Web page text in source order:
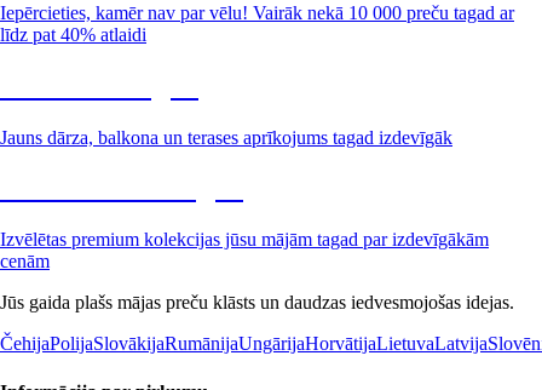
Iepērcieties, kamēr nav par vēlu! Vairāk nekā 10 000 preču tagad ar
līdz pat 40% atlaidi
Jauns dārza, balkona un terases aprīkojums tagad izdevīgāk
Izvēlētas premium kolekcijas jūsu mājām tagad par izdevīgākām
cenām
Jūs gaida plašs mājas preču klāsts un daudzas iedvesmojošas idejas.
ČehijaPolijaSlovākijaRumānijaUngārijaHorvātijaLietuvaLatvija